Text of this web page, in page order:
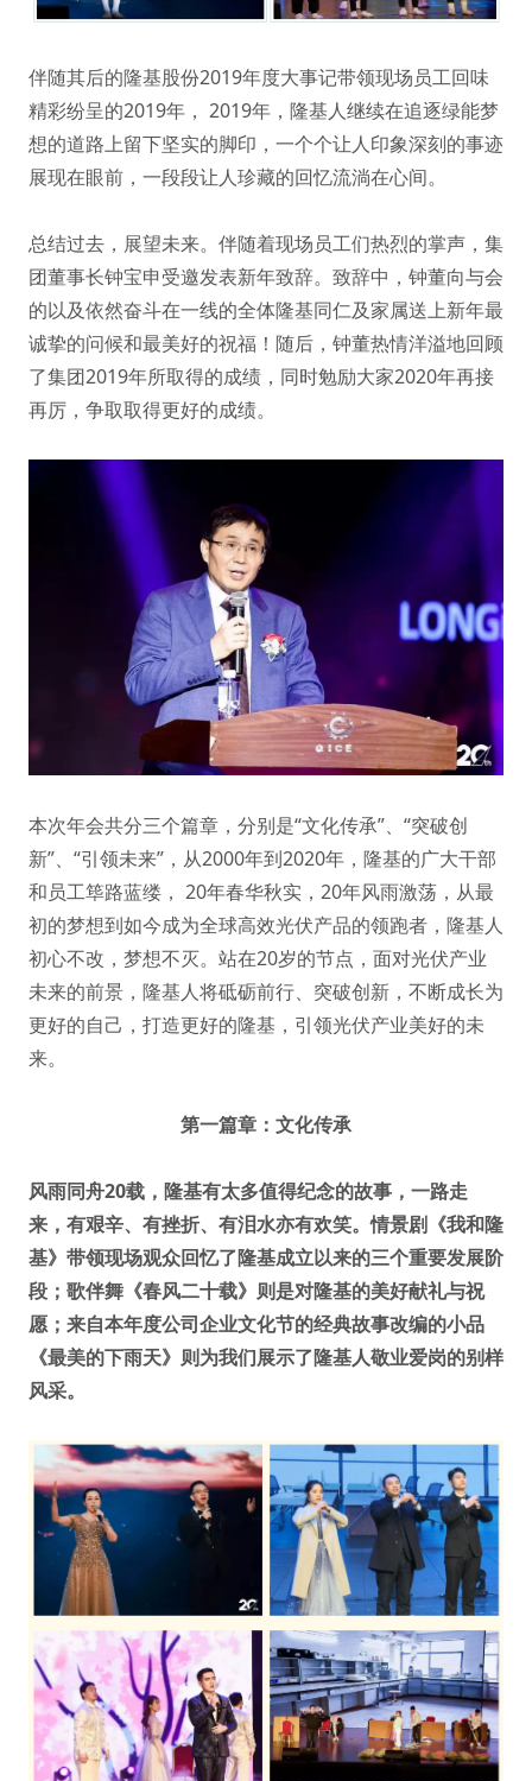
伴随其后的隆基股份2019年度大事记带领现场员工回味
精彩纷呈的2019年， 2019年，隆基人继续在追逐绿能梦
想的道路上留下坚实的脚印，一个个让人印象深刻的事迹
展现在眼前，一段段让人珍藏的回忆流淌在心间。
总结过去，展望未来。伴随着现场员工们热烈的掌声，集
团董事长钟宝申受邀发表新年致辞。致辞中，钟董向与会
的以及依然奋斗在一线的全体隆基同仁及家属送上新年最
诚挚的问候和最美好的祝福！随后，钟董热情洋溢地回顾
了集团2019年所取得的成绩，同时勉励大家2020年再接
再厉，争取取得更好的成绩。
本次年会共分三个篇章，分别是“文化传承”、“突破创
新”、“引领未来”，从2000年到2020年，隆基的广大干部
和员工筚路蓝缕， 20年春华秋实，20年风雨激荡，从最
初的梦想到如今成为全球高效光伏产品的领跑者，隆基人
初心不改，梦想不灭。站在20岁的节点，面对光伏产业
未来的前景，隆基人将砥砺前行、突破创新，不断成长为
更好的自己，打造更好的隆基，引领光伏产业美好的未
来。
第一篇章：文化传承
风雨同舟20载，隆基有太多值得纪念的故事，一路走
来，有艰辛、有挫折、有泪水亦有欢笑。情景剧《我和隆
基》带领现场观众回忆了隆基成立以来的三个重要发展阶
段；歌伴舞《春风二十载》则是对隆基的美好献礼与祝
愿；来自本年度公司企业文化节的经典故事改编的小品
《最美的下雨天》则为我们展示了隆基人敬业爱岗的别样
风采。